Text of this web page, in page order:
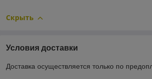
Скрыть
Условия доставки
Доставка осуществляется только по